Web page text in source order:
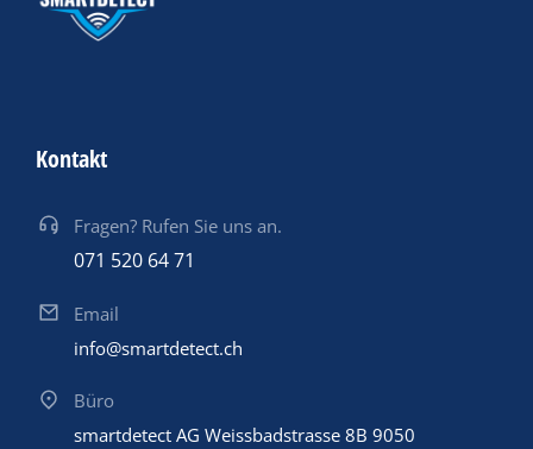
Kontakt
Fragen? Rufen Sie uns an.
071 520 64 71
Email
info@smartdetect.ch
Büro
smartdetect AG Weissbadstrasse 8B 9050